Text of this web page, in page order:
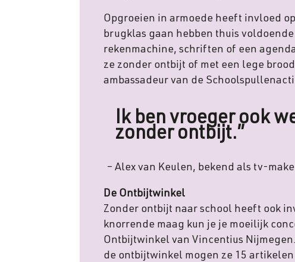
Opgroeien in armoede heeft invloed
brugklas gaan hebben thuis
rekenmachine, schriften of een
ze zonder ontbijt of met een lege
ambassadeur van de
Ik ben vroeger ook
zonder ontbijt.”
– Alex van Keulen, bekend als tv-
De Ontbijtwinkel
Zonder ontbijt naar school heeft ook
knorrende maag kun je je moeilijk
Ontbijtwinkel van Vincentius
de ontbijtwinkel mogen ze 15